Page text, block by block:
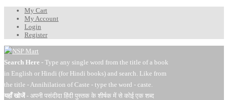
My Cart
My Account
Login
Register
Search Here - Type any single word from the title of a book
in English or Hindi (for Hindi books) and search. Like from
the title - Annihilation of Caste - type the word - caste.
यहाँ खोजें- अपनी पसंदीदा हिंदी पुस्तक के शीर्षक में से कोई एक शब्द